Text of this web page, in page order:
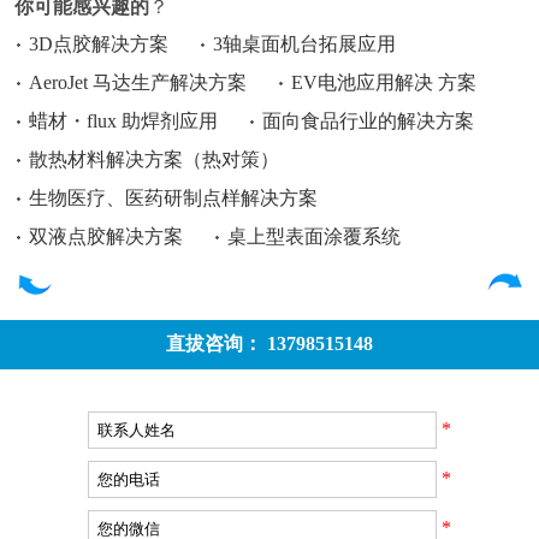
你可能感兴趣的 ？
3D点胶解决方案
3轴桌面机台拓展应用
AeroJet 马达生产解决方案
EV电池应用解决 方案
蜡材・flux 助焊剂应用
面向食品行业的解决方案
散热材料解决方案（热对策）
生物医疗、医药研制点样解决方案
双液点胶解决方案
桌上型表面涂覆系统
直拔咨询： 13798515148
*
*
*